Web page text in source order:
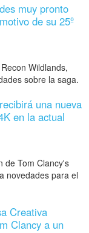
muy pronto
de su 25º
Wildlands,
sobre la saga.
una nueva
en la actual
de Tom Clancy's
novedades para el
Creativa
Clancy a un